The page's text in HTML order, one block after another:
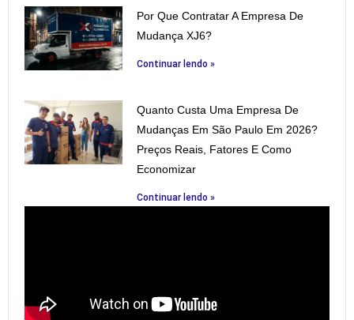
Por Que Contratar A Empresa De
Mudança XJ6?
Continuar lendo »
Quanto Custa Uma Empresa De
Mudanças Em São Paulo Em 2026?
Preços Reais, Fatores E Como
Economizar
Continuar lendo »